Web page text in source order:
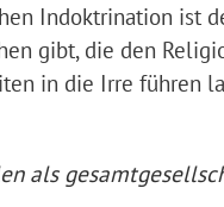
Indoktrination ist
gibt, die den
in die Irre führen
als